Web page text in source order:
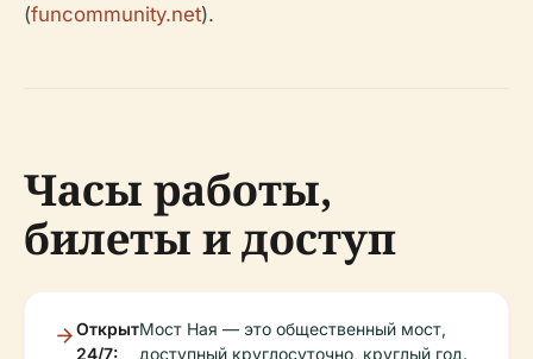
(funcommunity.net).
Часы работы,
билеты и доступ
Открыт
24/7:
Мост Ная — это общественный мост,
доступный круглосуточно, круглый год.